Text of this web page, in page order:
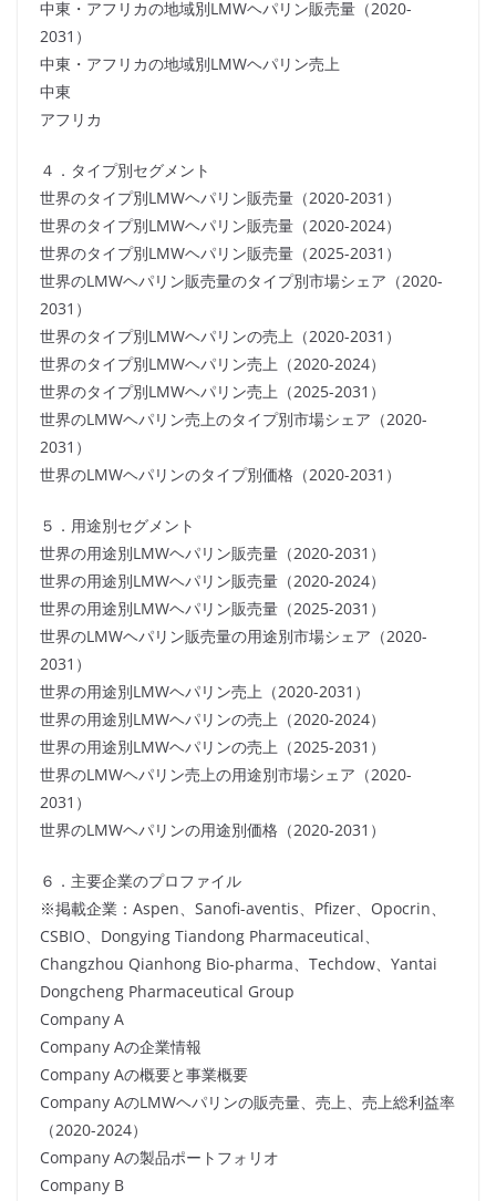
中東・アフリカの地域別LMWヘパリン販売量（2020-
2031）
中東・アフリカの地域別LMWヘパリン売上
中東
アフリカ
４．タイプ別セグメント
世界のタイプ別LMWヘパリン販売量（2020-2031）
世界のタイプ別LMWヘパリン販売量（2020-2024）
世界のタイプ別LMWヘパリン販売量（2025-2031）
世界のLMWヘパリン販売量のタイプ別市場シェア（2020-
2031）
世界のタイプ別LMWヘパリンの売上（2020-2031）
世界のタイプ別LMWヘパリン売上（2020-2024）
世界のタイプ別LMWヘパリン売上（2025-2031）
世界のLMWヘパリン売上のタイプ別市場シェア（2020-
2031）
世界のLMWヘパリンのタイプ別価格（2020-2031）
５．用途別セグメント
世界の用途別LMWヘパリン販売量（2020-2031）
世界の用途別LMWヘパリン販売量（2020-2024）
世界の用途別LMWヘパリン販売量（2025-2031）
世界のLMWヘパリン販売量の用途別市場シェア（2020-
2031）
世界の用途別LMWヘパリン売上（2020-2031）
世界の用途別LMWヘパリンの売上（2020-2024）
世界の用途別LMWヘパリンの売上（2025-2031）
世界のLMWヘパリン売上の用途別市場シェア（2020-
2031）
世界のLMWヘパリンの用途別価格（2020-2031）
６．主要企業のプロファイル
※掲載企業：Aspen、Sanofi-aventis、Pfizer、Opocrin、
CSBIO、Dongying Tiandong Pharmaceutical、
Changzhou Qianhong Bio-pharma、Techdow、Yantai
Dongcheng Pharmaceutical Group
Company A
Company Aの企業情報
Company Aの概要と事業概要
Company AのLMWヘパリンの販売量、売上、売上総利益率
（2020-2024）
Company Aの製品ポートフォリオ
Company B